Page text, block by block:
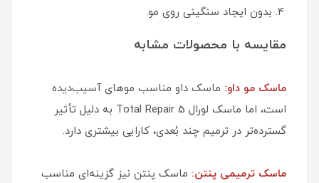
بدون ایجاد سنگینی روی مو.
مقایسه با محصولات مشابه
ماسک مو داو: ماسک داو مناسب موهای آسیب‌دیده
است، اما ماسک لورال Total Repair 5 به دلیل تأثیر
گسترده‌تر در ترمیم چند بُعدی، کارایی بیشتری دارد.
ماسک ترمیمی پنتن: ماسک پنتن نیز گزینه‌ای مناسب